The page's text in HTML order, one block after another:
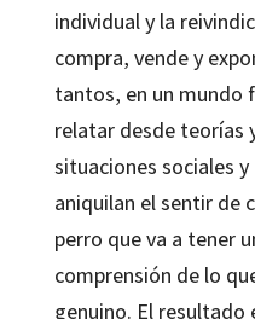
individual y la
compra, vende y
tantos, en un mundo
relatar desde teorías
situaciones sociales
aniquilan el sentir de
perro que va a tener
comprensión de lo
genuino. El resultado